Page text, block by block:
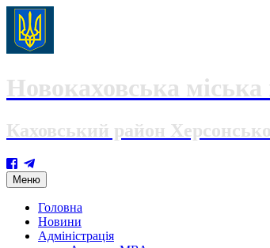
Новокаховська міська
Каховський район
Меню Skip
to
content
Головна
Новини
Адміністрація